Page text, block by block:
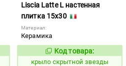
Liscia Latte L настенная
плитка 15x30
Материал:
Керамика
839404
Код товара:
крыло скрытной звезды